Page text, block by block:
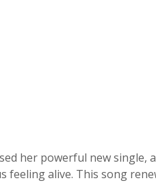
her powerful new
feeling alive. This song